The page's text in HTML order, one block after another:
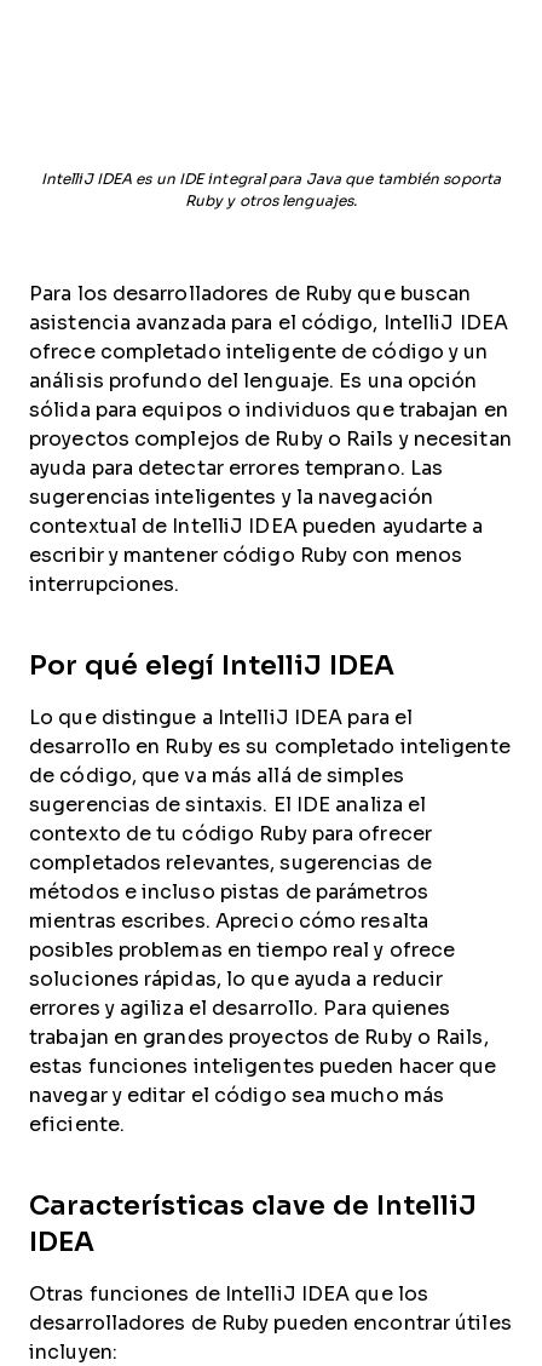
IntelliJ IDEA es un IDE integral para Java que también soporta
Ruby y otros lenguajes.
Para los desarrolladores de Ruby que buscan
asistencia avanzada para el código, IntelliJ IDEA
ofrece completado inteligente de código y un
análisis profundo del lenguaje. Es una opción
sólida para equipos o individuos que trabajan en
proyectos complejos de Ruby o Rails y necesitan
ayuda para detectar errores temprano. Las
sugerencias inteligentes y la navegación
contextual de IntelliJ IDEA pueden ayudarte a
escribir y mantener código Ruby con menos
interrupciones.
Por qué elegí IntelliJ IDEA
Lo que distingue a IntelliJ IDEA para el
desarrollo en Ruby es su completado inteligente
de código, que va más allá de simples
sugerencias de sintaxis. El IDE analiza el
contexto de tu código Ruby para ofrecer
completados relevantes, sugerencias de
métodos e incluso pistas de parámetros
mientras escribes. Aprecio cómo resalta
posibles problemas en tiempo real y ofrece
soluciones rápidas, lo que ayuda a reducir
errores y agiliza el desarrollo. Para quienes
trabajan en grandes proyectos de Ruby o Rails,
estas funciones inteligentes pueden hacer que
navegar y editar el código sea mucho más
eficiente.
Características clave de IntelliJ
IDEA
Otras funciones de IntelliJ IDEA que los
desarrolladores de Ruby pueden encontrar útiles
incluyen: